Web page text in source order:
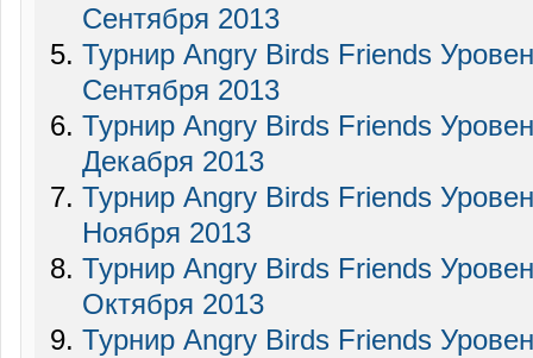
Сентября 2013
Турнир Angry Birds Friends
Сентября 2013
Турнир Angry Birds Friends
Декабря 2013
Турнир Angry Birds Friends
Ноября 2013
Турнир Angry Birds Friends
Октября 2013
Турнир Angry Birds Friends